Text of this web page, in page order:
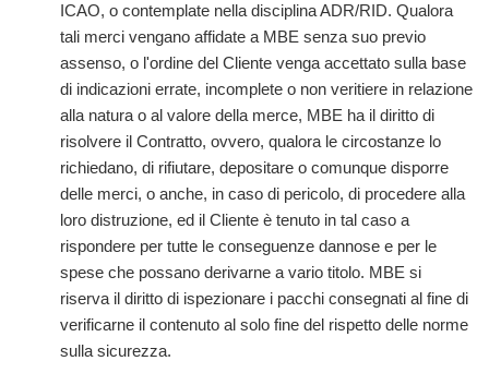
ICAO, o contemplate nella disciplina ADR/RID. Qualora
tali merci vengano affidate a MBE senza suo previo
assenso, o l'ordine del Cliente venga accettato sulla base
di indicazioni errate, incomplete o non veritiere in relazione
alla natura o al valore della merce, MBE ha il diritto di
risolvere il Contratto, ovvero, qualora le circostanze lo
richiedano, di rifiutare, depositare o comunque disporre
delle merci, o anche, in caso di pericolo, di procedere alla
loro distruzione, ed il Cliente è tenuto in tal caso a
rispondere per tutte le conseguenze dannose e per le
spese che possano derivarne a vario titolo. MBE si
riserva il diritto di ispezionare i pacchi consegnati al fine di
verificarne il contenuto al solo fine del rispetto delle norme
sulla sicurezza.